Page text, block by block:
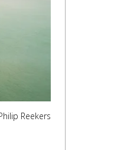
Reekers